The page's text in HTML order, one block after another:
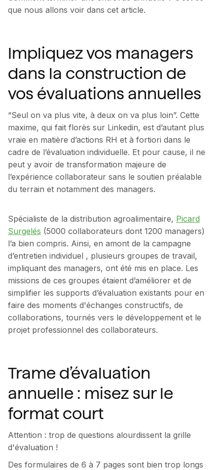
que nous allons voir dans cet article.
Impliquez vos managers
dans la construction de
vos évaluations annuelles
“Seul on va plus vite, à deux on va plus loin”. Cette
maxime, qui fait florès sur Linkedin, est d’autant plus
vraie en matière d’actions RH et à fortiori dans le
cadre de l’évaluation individuelle. Et pour cause, il ne
peut y avoir de transformation majeure de
l’expérience collaborateur sans le soutien préalable
du terrain et notamment des managers.
Spécialiste de la distribution agroalimentaire, Picard
Surgelés (5000 collaborateurs dont 1200 managers)
l’a bien compris. Ainsi, en amont de la campagne
d’entretien individuel , plusieurs groupes de travail,
impliquant des managers, ont été mis en place. Les
missions de ces groupes étaient d’améliorer et de
simplifier les supports d’évaluation existants pour en
faire des moments d'échanges constructifs, de
collaborations, tournés vers le développement et le
projet professionnel des collaborateurs.
Trame d’évaluation
annuelle : misez sur le
format court
Attention : trop de questions alourdissent la grille
d'évaluation !
Des formulaires de 6 à 7 pages sont bien trop longs